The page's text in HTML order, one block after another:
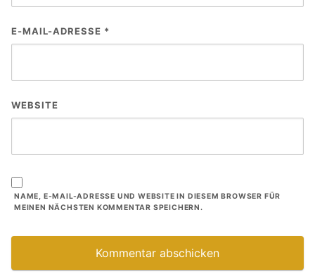
E-MAIL-ADRESSE *
WEBSITE
NAME, E-MAIL-ADRESSE UND WEBSITE IN DIESEM BROWSER FÜR
MEINEN NÄCHSTEN KOMMENTAR SPEICHERN.